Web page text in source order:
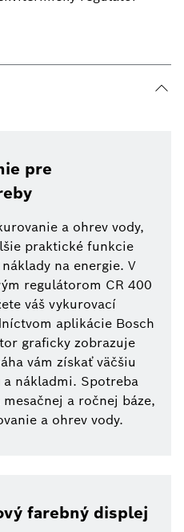
pre
a ohrev vody,
praktické funkcie
na energie. V
regulátorom CR 400
váš vykurovací
aplikácie Bosch
graficky zobrazuje
vám získať väčšiu
nákladmi. Spotreba
a ročnej báze,
a ohrev vody.
farebný displej